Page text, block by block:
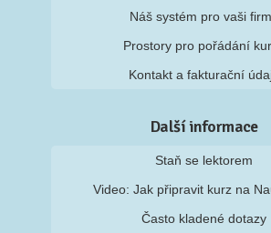
Náš systém pro vaši
Prostory pro pořádání
Kontakt a fakturační
Další informace
Staň se lektorem
Video: Jak připravit kurz na
Často kladené dotazy